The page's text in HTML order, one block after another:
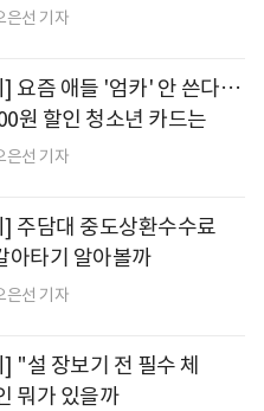
은선 기자
] 요즘 애들 '엄카' 안 쓴다…
원 할인 청소년 카드는
은선 기자
주담대 중도상환수수료
아타기 알아볼까
은선 기자
"설 장보기 전 필수 체
뭐가 있을까